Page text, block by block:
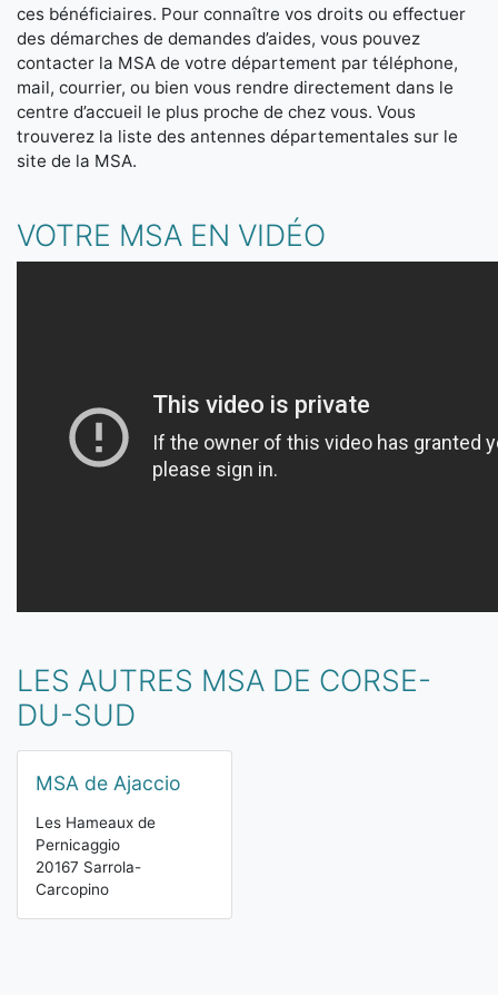
ces bénéficiaires. Pour connaître vos droits ou effectuer
des démarches de demandes d’aides, vous pouvez
contacter la MSA de votre département par téléphone,
mail, courrier, ou bien vous rendre directement dans le
centre d’accueil le plus proche de chez vous. Vous
trouverez la liste des antennes départementales sur le
site de la MSA.
VOTRE MSA EN VIDÉO
LES AUTRES MSA DE CORSE-
DU-SUD
MSA de Ajaccio
Les Hameaux de
Pernicaggio
20167 Sarrola-
Carcopino